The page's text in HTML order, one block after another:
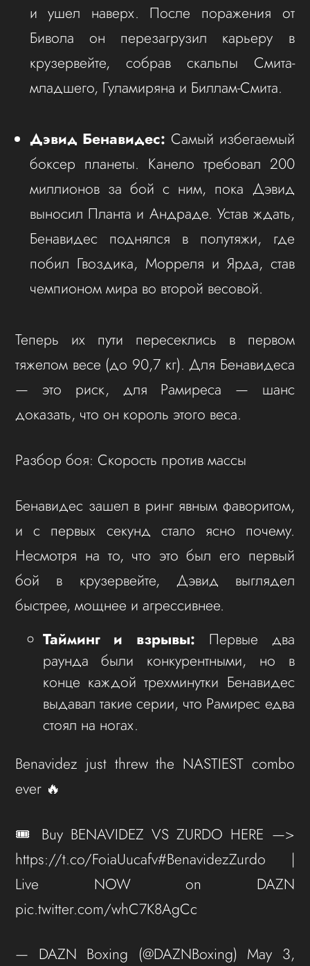
и ушел наверх. После поражения от
Бивола он перезагрузил карьеру в
крузервейте, собрав скальпы Смита-
младшего, Гуламиряна и Биллам-Смита.
Дэвид Бенавидес: Самый избегаемый
боксер планеты. Канело требовал 200
миллионов за бой с ним, пока Дэвид
выносил Планта и Андраде. Устав ждать,
Бенавидес поднялся в полутяжи, где
побил Гвоздика, Морреля и Ярда, став
чемпионом мира во второй весовой.
Теперь их пути пересеклись в первом
тяжелом весе (до 90,7 кг). Для Бенавидеса
— это риск, для Рамиреса — шанс
доказать, что он король этого веса.
Разбор боя: Скорость против массы
Бенавидес зашел в ринг явным фаворитом,
и с первых секунд стало ясно почему.
Несмотря на то, что это был его первый
бой в крузервейте, Дэвид выглядел
быстрее, мощнее и агрессивнее.
Тайминг и взрывы: Первые два
раунда были конкурентными, но в
конце каждой трехминутки Бенавидес
выдавал такие серии, что Рамирес едва
стоял на ногах.
Benavidez just threw the NASTIEST combo
ever 🔥
🎟️ Buy BENAVIDEZ VS ZURDO HERE —>
https://t.co/FoiaUucafv#BenavidezZurdo |
Live NOW on DAZN
pic.twitter.com/whC7K8AgCc
— DAZN Boxing (@DAZNBoxing) May 3,